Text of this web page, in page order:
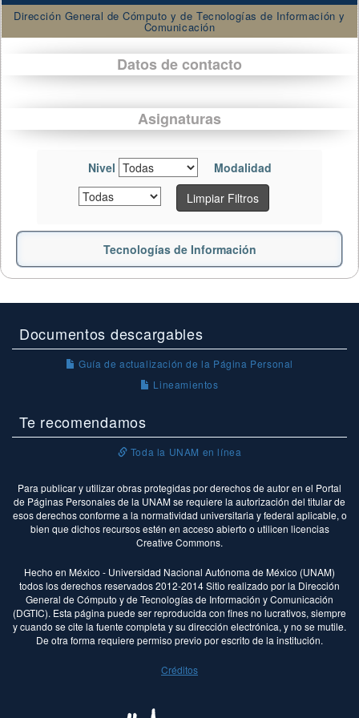
Dirección General de Cómputo y de Tecnologías de Información y
Comunicación
Datos de contacto
Asignaturas
Nivel
Modalidad
Limpiar Filtros
Tecnologías de Información
Documentos descargables
Guía de actualización de la Página Personal
Lineamientos
Te recomendamos
Toda la UNAM en línea
Para publicar y utilizar obras protegidas por derechos de autor en el Portal
de Páginas Personales de la UNAM se requiere la autorización del titular de
esos derechos conforme a la normatividad universitaria y federal aplicable, o
bien que dichos recursos estén en acceso abierto o utilicen licencias
Creative Commons.
Hecho en México - Universidad Nacional Autónoma de México (UNAM)
todos los derechos reservados 2012-2014 Sitio realizado por la Dirección
General de Cómputo y de Tecnologías de Información y Comunicación
(DGTIC). Esta página puede ser reproducida con fines no lucrativos, siempre
y cuando se cite la fuente completa y su dirección electrónica, y no se mutile.
De otra forma requiere permiso previo por escrito de la institución.
Créditos